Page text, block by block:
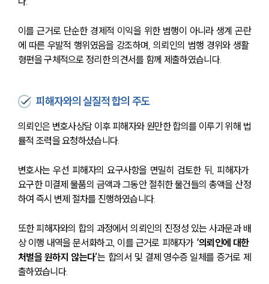
이를 근거로 단순한 경제적 이익을 위한 범행이 아니라 생계 곤란
에 따른 우발적 행위였음을 강조하며, 의뢰인의 범행 경위와 생활
형편을 구체적으로 정리한 의견서를 함께 제출하였습니다.
피해자와의 실질적 합의 주도
의뢰인은 변호사상담 이후 피해자와 원만한 합의를 이루기 위해 법
률적 조력을 요청하셨습니다.
변호사는 우선 피해자의 요구사항을 면밀히 검토한 뒤, 피해자가
요구한 미결제 물품의 금액과 그동안 절취한 물건들의 총액을 산정
하여 즉시 변제 절차를 진행하였습니다.
또한 피해자와의 합의 과정에서 의뢰인의 진정성 있는 사과문과 배
상 이행 내역을 문서화하고, 이를 근거로 피해자가 ‘의뢰인에 대한
처벌을 원하지 않는다’는 합의서 및 결제 영수증 일체를 증거로 제
출하였습니다.